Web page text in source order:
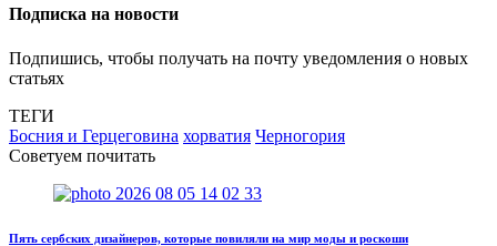
Подписка на новости
Подпишись, чтобы получать на почту уведомления о новых
статьях
ТЕГИ
Босния и Герцеговина хорватия Черногория
Советуем почитать
Пять сербских дизайнеров, которые повиляли на мир моды и роскоши